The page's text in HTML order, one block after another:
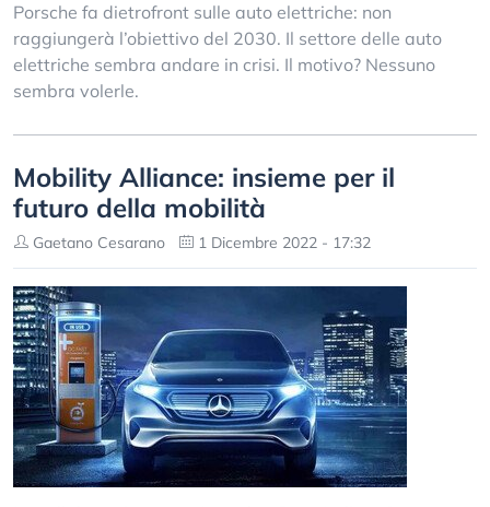
Porsche fa dietrofront sulle auto elettriche: non
raggiungerà l’obiettivo del 2030. Il settore delle auto
elettriche sembra andare in crisi. Il motivo? Nessuno
sembra volerle.
Mobility Alliance: insieme per il
futuro della mobilità
Gaetano Cesarano 1 Dicembre 2022 - 17:32